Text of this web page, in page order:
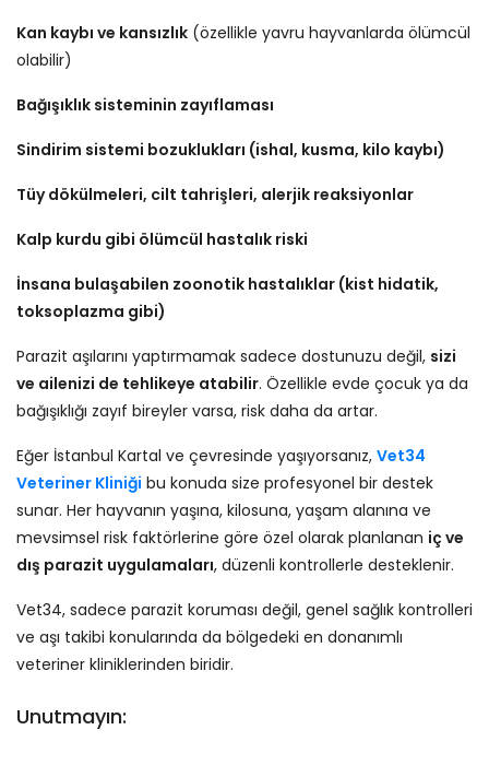
Kan kaybı ve kansızlık (özellikle yavru hayvanlarda ölümcül
olabilir)
Bağışıklık sisteminin zayıflaması
Sindirim sistemi bozuklukları (ishal, kusma, kilo kaybı)
Tüy dökülmeleri, cilt tahrişleri, alerjik reaksiyonlar
Kalp kurdu gibi ölümcül hastalık riski
İnsana bulaşabilen zoonotik hastalıklar (kist hidatik,
toksoplazma gibi)
Parazit aşılarını yaptırmamak sadece dostunuzu değil, sizi
ve ailenizi de tehlikeye atabilir. Özellikle evde çocuk ya da
bağışıklığı zayıf bireyler varsa, risk daha da artar.
Eğer İstanbul Kartal ve çevresinde yaşıyorsanız, Vet34
Veteriner Kliniği bu konuda size profesyonel bir destek
sunar. Her hayvanın yaşına, kilosuna, yaşam alanına ve
mevsimsel risk faktörlerine göre özel olarak planlanan iç ve
dış parazit uygulamaları, düzenli kontrollerle desteklenir.
Vet34, sadece parazit koruması değil, genel sağlık kontrolleri
ve aşı takibi konularında da bölgedeki en donanımlı
veteriner kliniklerinden biridir.
Unutmayın: